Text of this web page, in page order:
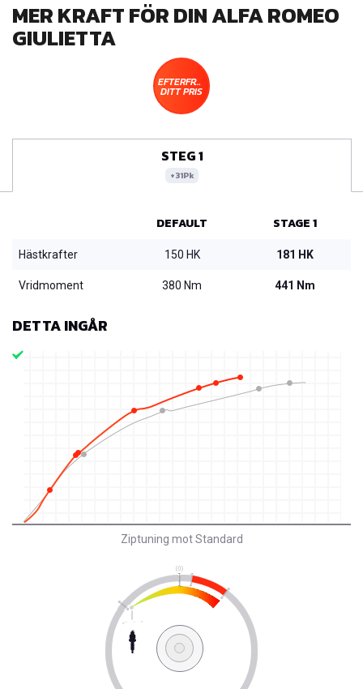
MER KRAFT FÖR DIN ALFA ROMEO
GIULIETTA
EFTERFRÅGA
DITT PRIS
STEG 1
+31Pk
DEFAULT STAGE 1
Hästkrafter 150 HK 181 HK
Vridmoment 380 Nm 441 Nm
DETTA INGÅR
Ziptuning mot Standard